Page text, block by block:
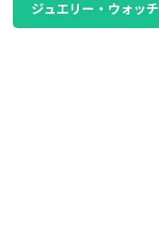
ジュエリー・ウォッチ